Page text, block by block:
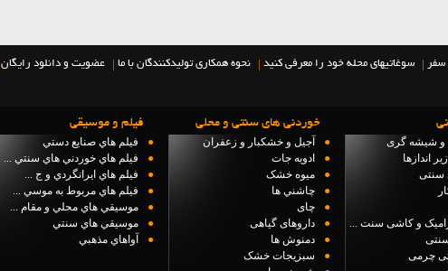
سفر | سوغاتیهای محله خود را معرفی کنید | نحوه همکاری تولیدکنندگان با ما | عضویت و دانلود رایگان
و شیشه گری
اندازها
سنتی
و کاشی سنت ...
چرمی
خوردنی های سنتی و محلی
●
آجیل و خشکبار و زعفران
●
ادویه جات
●
میوه خشک
●
چاشني ها
●
چای
●
داروهای گیاهی
●
دمنوش ها
●
سبزیجات خشک
فيلم و موسيقي
●
فيلم هاي صنايع دستي
●
فيلم هاي خوردني هاي سنتي ...
●
فيلم هاي ايرانگردي و ج ...
●
فيلم هاي مربوط به موسي ...
●
موسيقي هاي محلي و مقام ...
●
موسيقي هاي سنتي
●
آواهاي مذهبي